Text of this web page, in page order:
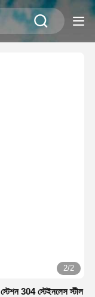
2/2
304 স্টেইনলেস স্টীল